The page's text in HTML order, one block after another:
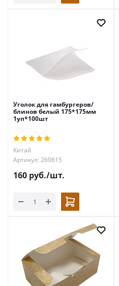
Уголок для гамбургеров/
блинов белый 175*175мм
1уп*100шт
Китай
Артикул: 260615
160 руб./шт.